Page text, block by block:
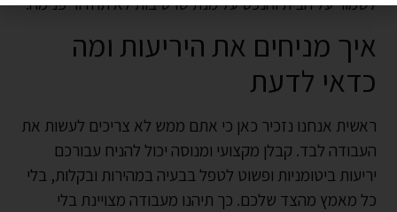
איך מניחים את היריעות ומה
כדאי לדעת
ראשית אנחנו נזכיר כאן כי אתם ממש לא צריכים לעשות את
העבודה לבד. קבלן מקצועי ומנוסה יכול להניח עבורכם
יריעות ביטומניות ופשוט לטפל בבעיה במהירות ובקלות, בלי
כל מאמץ מהצד שלכם. כך תיהנו מעבודה מצויינת בלי